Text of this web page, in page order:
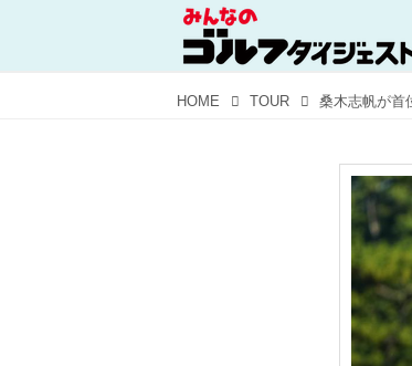
HOME TOUR